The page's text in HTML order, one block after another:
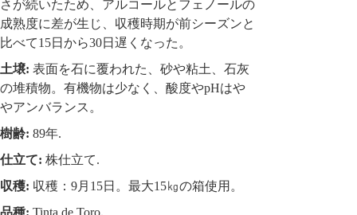
さが続いたため、アルコールとフェノールの
成熟度に差が生じ、収穫時期が前シーズンと
比べて15日から30日遅くなった。
土壌: 表面を石に覆われた、砂や粘土、石灰
の堆積物。有機物は少なく、酸度やpHはや
やアンバランス。
樹齢: 89年.
仕立て: 株仕立て.
収穫: 収穫：9月15日。最大15㎏の箱使用。